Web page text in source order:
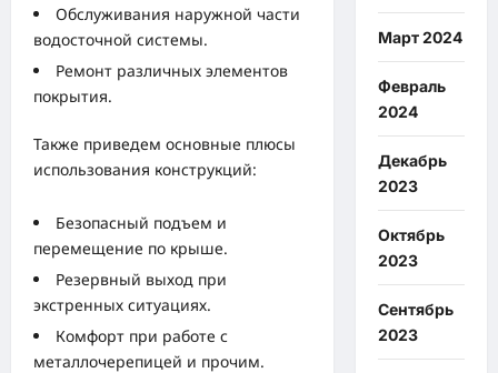
Обслуживания наружной части
водосточной системы.
Ремонт различных элементов
покрытия.
Также приведем основные плюсы
использования конструкций:
Безопасный подъем и
перемещение по крыше.
Резервный выход при
экстренных ситуациях.
Комфорт при работе с
металлочерепицей и прочим.
Март 2024
Февраль
2024
Декабрь
2023
Октябрь
2023
Сентябрь
2023